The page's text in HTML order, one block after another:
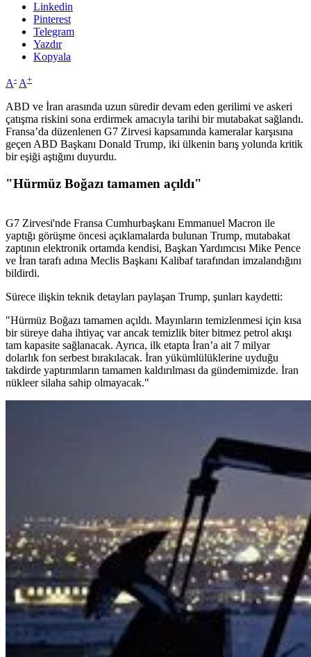
Linkedin
Pinterest
Telegram
Yazdır
Kopyala
A- A+
ABD ve İran arasında uzun süredir devam eden gerilimi ve askeri
çatışma riskini sona erdirmek amacıyla tarihi bir mutabakat sağlandı.
Fransa’da düzenlenen G7 Zirvesi kapsamında kameralar karşısına
geçen ABD Başkanı Donald Trump, iki ülkenin barış yolunda kritik
bir eşiği aştığını duyurdu.
"Hürmüz Boğazı tamamen açıldı"
G7 Zirvesi'nde Fransa Cumhurbaşkanı Emmanuel Macron ile
yaptığı görüşme öncesi açıklamalarda bulunan Trump, mutabakat
zaptının elektronik ortamda kendisi, Başkan Yardımcısı Mike Pence
ve İran tarafı adına Meclis Başkanı Kalibaf tarafından imzalandığını
bildirdi.
Sürece ilişkin teknik detayları paylaşan Trump, şunları kaydetti:
"Hürmüz Boğazı tamamen açıldı. Mayınların temizlenmesi için kısa
bir süreye daha ihtiyaç var ancak temizlik biter bitmez petrol akışı
tam kapasite sağlanacak. Ayrıca, ilk etapta İran’a ait 7 milyar
dolarlık fon serbest bırakılacak. İran yükümlülüklerine uyduğu
takdirde yaptırımların tamamen kaldırılması da gündemimizde. İran
nükleer silaha sahip olmayacak."